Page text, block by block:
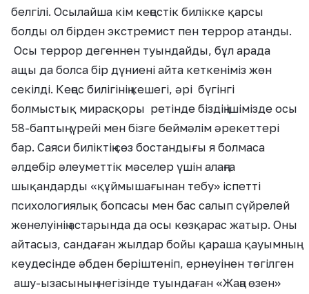
белгілі. Осылайша кім кеңестік билікке қарсы
болды ол бірден экстремист пен террор атанды.
Осы террор дегеннен туындайды, бұл арада
ащы да болса бір дүниені айта кеткеніміз жөн
секілді. Кеңес билігінің кешегі, әрі бүгінгі
болмыстық мирасқоры ретінде біздің ішімізде осы
58-баптың үрейі мен бізге беймәлім әрекеттері
бар. Саяси биліктің сөз бостандығы я болмаса
әлдебір әлеуметтік мәселер үшін алаңға
шықандарды «құймышағынан тебу» іспетті
психологиялық бопсасы мен бас салып сүйрелей
жөнелуінің астарында да осы көзқарас жатыр. Оны
айтасыз, сандаған жылдар бойы қараша қауымның
кеудесінде әбден беріштеніп, ернеуінен төгілген
ашу-ызасының негізінде туындаған «Жаңа өзен»